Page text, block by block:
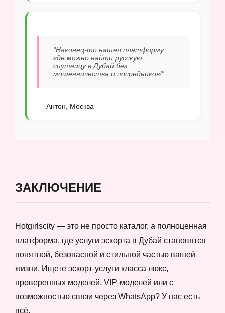
“Наконец-то нашел платформу,
где можно найти русскую
спутницу в Дубай без
мошенничества и посредников!”
— Антон, Москва
ЗАКЛЮЧЕНИЕ
Hotgirlscity — это не просто каталог, а полноценная
платформа, где услуги эскорта в Дубай становятся
понятной, безопасной и стильной частью вашей
жизни. Ищете эскорт-услуги класса люкс,
проверенных моделей, VIP-моделей или с
возможностью связи через WhatsApp? У нас есть
всё.